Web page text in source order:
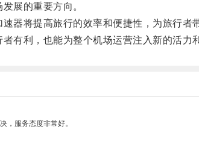
展的重要方向。
将提高旅行的效率和便捷性，为旅行者
利，也能为整个机场运营注入新的活力和
，服务态度非常好。